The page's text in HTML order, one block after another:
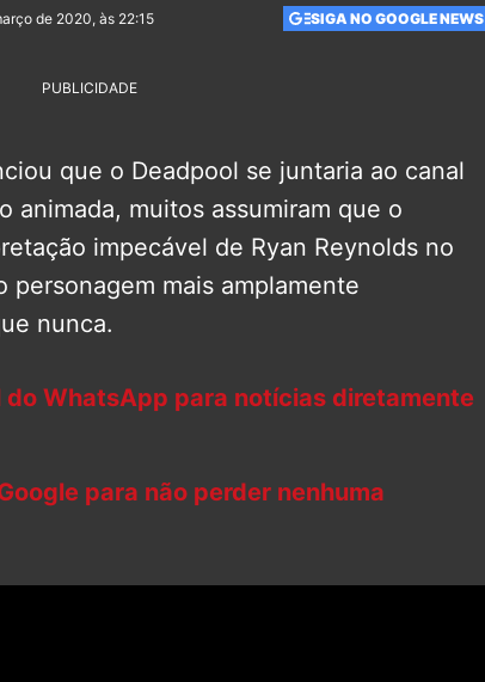
de 2020, às 22:15 SIGA NO GOOGLE NEWS
PUBLICIDADE
que o Deadpool se juntaria ao canal
animada, muitos assumiram que o
impecável de Ryan Reynolds no
personagem mais amplamente
nunca.
do WhatsApp para notícias diretamente
para não perder nenhuma